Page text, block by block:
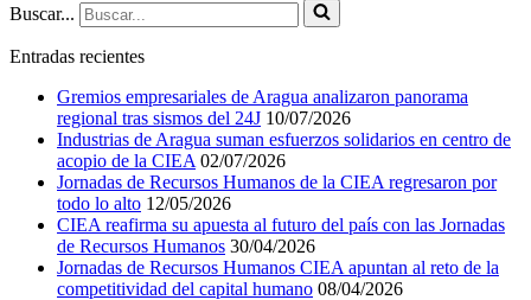
Buscar...
Entradas recientes
Gremios empresariales de Aragua analizaron panorama
regional tras sismos del 24J 10/07/2026
Industrias de Aragua suman esfuerzos solidarios en centro de
acopio de la CIEA 02/07/2026
Jornadas de Recursos Humanos de la CIEA regresaron por
todo lo alto 12/05/2026
CIEA reafirma su apuesta al futuro del país con las Jornadas
de Recursos Humanos 30/04/2026
Jornadas de Recursos Humanos CIEA apuntan al reto de la
competitividad del capital humano 08/04/2026